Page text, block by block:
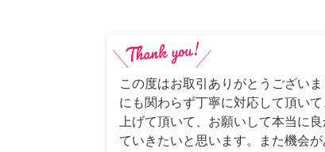
この度はお取引ありがとうござい
にも関わらず丁寧に対応して頂い
上げて頂いて、お願いして本当に
ていきたいと思います。また機会